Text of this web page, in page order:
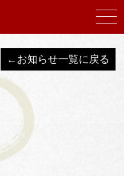
←お知らせ一覧に戻る